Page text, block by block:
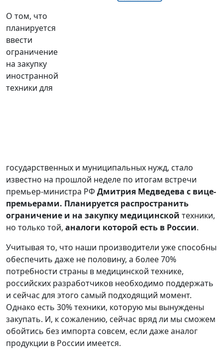
О том, что
планируется
ввести
ограничение
на закупку
иностранной
техники для
государственных и муниципальных нужд, стало
известно на прошлой неделе по итогам встречи
премьер-министра РФ Дмитрия Медведева с вице-
премьерами. Планируется распространить
ограничение и на закупку медицинской техники,
но только той, аналоги которой есть в России.
Учитывая то, что наши производители уже способны
обеспечить даже не половину, а более 70%
потребности страны в медицинской технике,
российских разработчиков необходимо поддержать
и сейчас для этого самый подходящий момент.
Однако есть 30% техники, которую мы вынуждены
закупать. И, к сожалению, сейчас вряд ли мы сможем
обойтись без импорта совсем, если даже аналог
продукции в России имеется.